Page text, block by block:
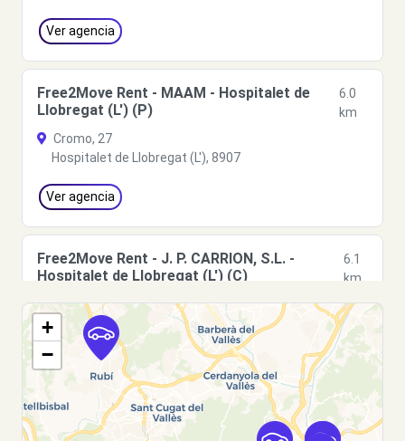
Ver agencia
Free2Move Rent - MAAM - Hospitalet de
Llobregat (L') (P)
6.0
km
Cromo, 27
Hospitalet de Llobregat (L'), 8907
Ver agencia
Free2Move Rent - J. P. CARRION, S.L. -
Hospitalet de Llobregat (L') (C)
6.1
km
TRAVESÍA INDUSTRIAL, 81
Hospitalet de Llobregat (L'), 8907
Ver agencia
Free2Move Rent - S&YOU BARCELONA -
+
−